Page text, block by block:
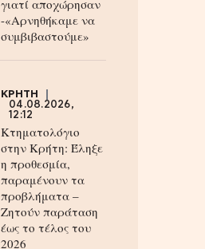
γιατί αποχώρησαν
-«Αρνηθήκαμε να
συμβιβαστούμε»
ΚΡΗΤΗ
04.08.2026,
12:12
Κτηματολόγιο
στην Κρήτη: Έληξε
η προθεσμία,
παραμένουν τα
προβλήματα –
Ζητούν παράταση
έως το τέλος του
2026